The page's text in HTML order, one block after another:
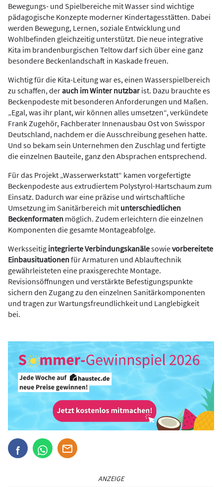
Bewegungs- und Spielbereiche mit Wasser sind wichtige
pädagogische Konzepte moderner Kindertagesstätten. Dabei
werden Bewegung, Lernen, soziale Entwicklung und
Wohlbefinden gleichzeitig unterstützt. Die neue integrative
Kita im brandenburgischen Teltow darf sich über eine ganz
besondere Beckenlandschaft in Kaskade freuen.
Wichtig für die Kita-Leitung war es, einen Wasserspielbereich
zu schaffen, derauch im Winter nutzbarist. Dazu brauchte es
Beckenpodeste mit besonderen Anforderungen und Maßen.
„Egal, was ihr plant, wir können alles umsetzen“, verkündete
Frank Zugehör, Fachberater Innenausbau Ost von Swisspor
Deutschland, nachdem er die Ausschreibung gesehen hatte.
Und so bekam sein Unternehmen den Zuschlag und fertigte
die einzelnen Bauteile, ganz den Absprachen entsprechend.
Für das Projekt „Wasserwerkstatt“ kamen vorgefertigte
Beckenpodeste aus extrudiertem Polystyrol-Hartschaum zum
Einsatz. Dadurch war eine präzise und wirtschaftliche
Umsetzung im Sanitärbereich mit unterschiedlichen
Beckenformaten möglich. Zudem erleichtern die einzelnen
Komponenten die gesamte Montageabfolge.
Werksseitig integrierte Verbindungskanälesowievorbereitete
Einbausituationenfür Armaturen und Ablauftechnik
gewährleisteten eine praxisgerechte Montage.
Revisionsöffnungen und verstärkte Befestigungspunkte
sichern den Zugang zu den einzelnen Sanitärkomponenten
und tragen zur Wartungsfreundlichkeit und Langlebigkeit
bei.
ANZEIGE